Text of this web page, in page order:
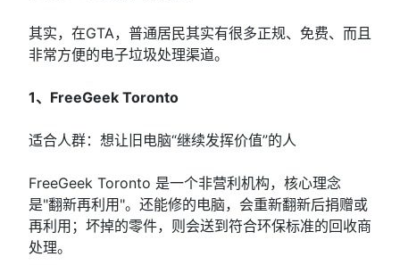
其实，在GTA，普通居民其实有很多正规、免费、而且
非常方便的电子垃圾处理渠道。
1、FreeGeek Toronto
适合人群：想让旧电脑“继续发挥价值”的人
FreeGeek Toronto 是一个非营利机构，核心理念
是"翻新再利用"。还能修的电脑，会重新翻新后捐赠或
再利用；坏掉的零件，则会送到符合环保标准的回收商
处理。